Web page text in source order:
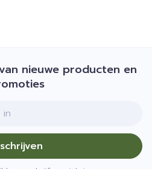
nieuwe producten en